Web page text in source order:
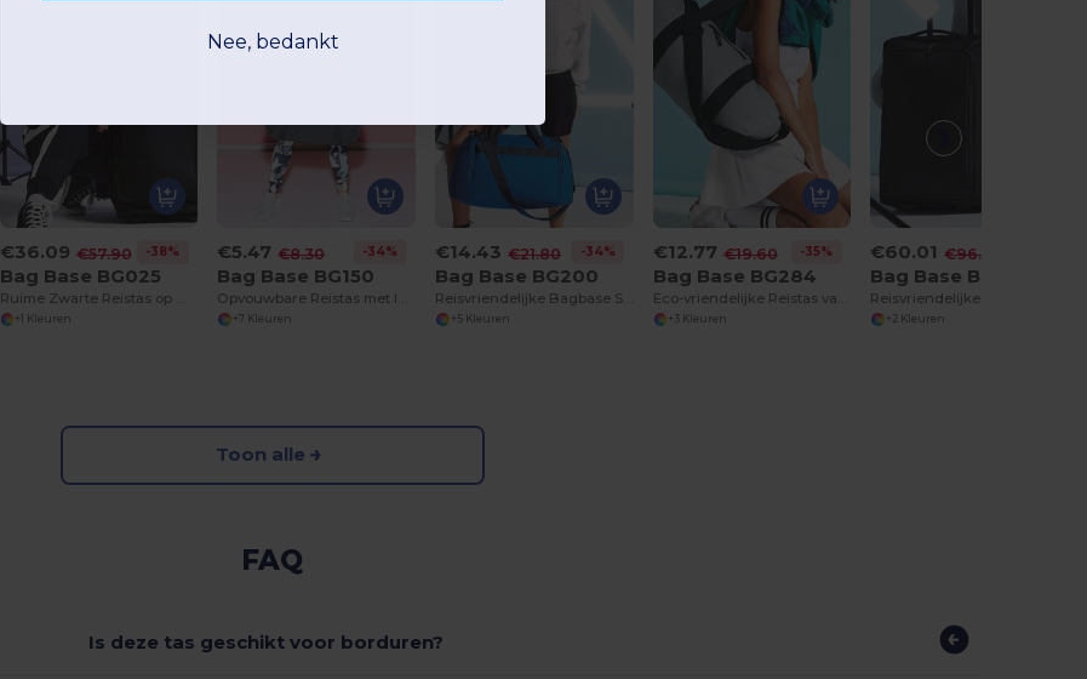
€36.09 €57.90 -38%
Bag Base BG025
+1 Kleuren
€5.47 €8.30 -34%
Bag Base BG150
+7 Kleuren
€14.43 €21.80 -34%
Bag Base BG200
+5 Kleuren
€12.77 €19.60 -35%
Bag Base BG284
+3 Kleuren
€60.01 €96.30
Bag Base BG481
+2 Kleuren
Toon alle
FAQ
Is deze tas geschikt voor borduren?
Nee, bedankt